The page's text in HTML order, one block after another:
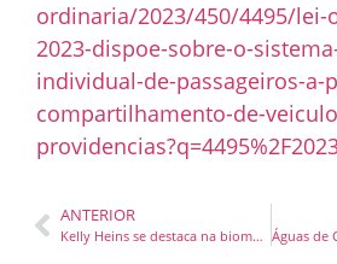
ordinaria/2023/450/4495/lei-
2023-dispoe-sobre-o-
individual-de-passageiros-a-
compartilhamento-de-
ANTERIOR
Kelly Heins se destaca na biomedicina ortomolecular com abordagem integrativa